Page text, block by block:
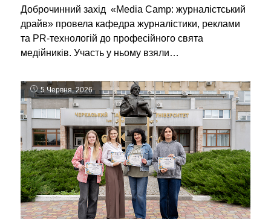
Доброчинний захід «Media Camp: журналістський
драйв» провела кафедра журналістики, реклами
та PR-технологій до професійного свята
медійників. Участь у ньому взяли…
5 Червня, 2026